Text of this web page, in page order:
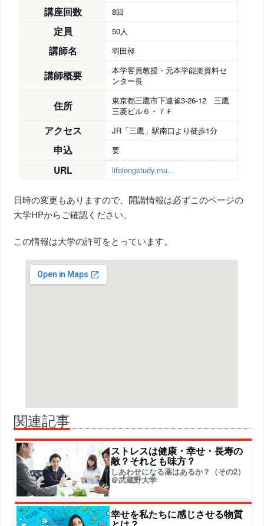
講座回数 8回
定員 50人
講師名 羽田昶
講師概要
本学客員教授・元本学能楽資料セ
ンター長
住所
東京都三鷹市下連雀3-26-12 三鷹
三菱ビル６・７Ｆ
アクセス JR「三鷹」駅南口より徒歩1分
申込 要
URL lifelongstudy.mu...
日時の変更もありますので、開講情報は必ずこのページの
大学HPからご確認ください。
この情報は大学の許可をとっています。
関連記事
ストレスは健康・幸せ・長寿の
敵？それとも味方？
しあわせになる薬はあるか？（その2）
＠武蔵野大学
幸せを私たちに感じさせる物質